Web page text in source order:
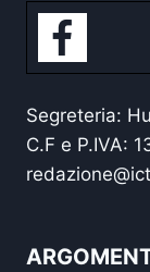
Segreteria:
C.F e P.IVA: